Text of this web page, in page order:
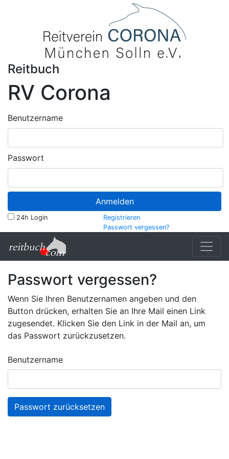
Reitbuch
RV Corona
Benutzername
Passwort
Anmelden
24h Login
Registrieren
Passwort vergessen?
Passwort vergessen?
Wenn Sie Ihren Benutzernamen angeben und den
Button drücken, erhalten Sie an Ihre Mail einen Link
zugesendet. Klicken Sie den Link in der Mail an, um
das Passwort zurückzusetzen.
Benutzername
Passwort zurücksetzen